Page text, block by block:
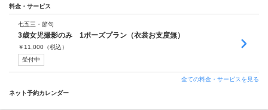
料金・サービス
七五三・節句
3歳女児撮影のみ 1ポーズプラン（衣裳お支度無）
￥ 11,000 （税込）
受付中
全ての料金・サービスを見る
ネット予約カレンダー